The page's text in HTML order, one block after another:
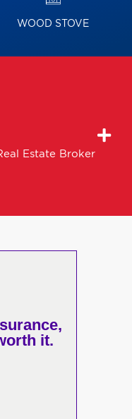
WOOD STOVE
Estate Broker
it.